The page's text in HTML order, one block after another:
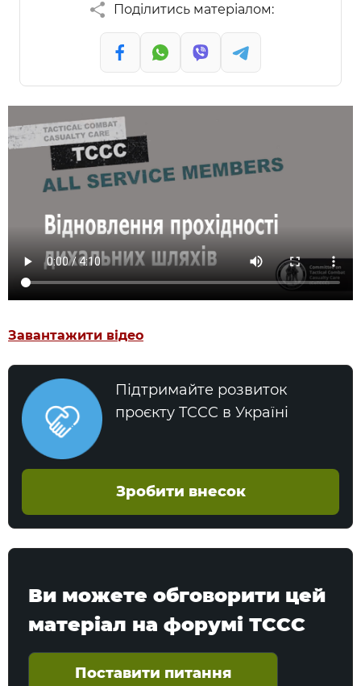
Поділитись матеріалом:
Завантажити відео
Підтримайте розвиток
проєкту TCCC в Україні
Зробити внесок
Ви можете обговорити цей
матеріал на форумі ТССС
Поставити питання